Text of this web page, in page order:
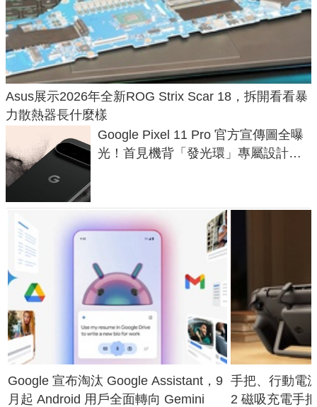
Asus展示2026年全新ROG Strix Scar 18，拆開看看暴
力散熱器長什麼樣
Google Pixel 11 Pro 官方宣傳圖全曝
光！首見機背「發光環」專屬設計、
Google 宣布淘汰 Google Assistant，9
月起 Android 用戶全面轉向 Gemini
手把、行動電
2 磁吸充電手